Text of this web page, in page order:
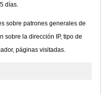
días.
sobre patrones generales de
sobre la dirección IP, tipo de
páginas visitadas.